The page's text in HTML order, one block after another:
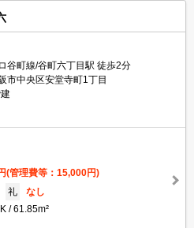
谷町線/谷町六丁目駅 徒歩2分
市中央区安堂寺町1丁目
(管理費等：15,000円)
礼
なし
61.85m²